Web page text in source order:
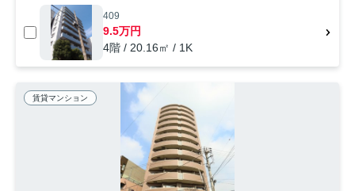
409
9.5万円
4階 / 20.16㎡ / 1K
賃貸マンション